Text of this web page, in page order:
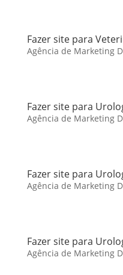
Fazer site para
Agência de Marketing
Fazer site para
Agência de Marketing
Fazer site para
Agência de Marketing
Fazer site para
Agência de Marketing